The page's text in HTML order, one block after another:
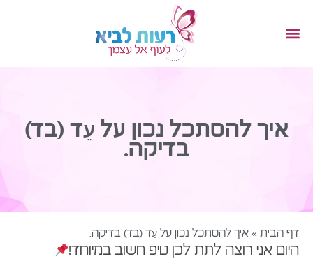
איך להסתכל נכון על עֵד (בד)
בדיקה.
דף הבית » איך להסתכל נכון על עֵד (בד) בדיקה.
היום אני רוצה לתת לכן טיפ חשוב במיוחד!